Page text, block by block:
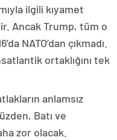
ilgili kıyamet
Ancak Trump, tüm o
NATO’dan çıkmadı.
ortaklığını tek
anlamsız
Batı ve
zor olacak.